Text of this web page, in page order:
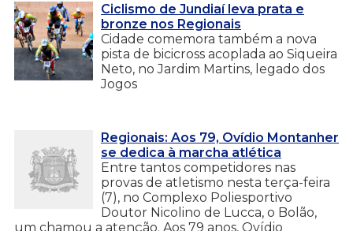
Ciclismo de Jundiaí leva prata e
bronze nos Regionais
Cidade comemora também a nova
pista de bicicross acoplada ao Siqueira
Neto, no Jardim Martins, legado dos
Jogos
Regionais: Aos 79, Ovídio Montanher
se dedica à marcha atlética
Entre tantos competidores nas
provas de atletismo nesta terça-feira
(7), no Complexo Poliesportivo
Doutor Nicolino de Lucca, o Bolão,
um chamou a atenção. Aos 79 anos, Ovídio